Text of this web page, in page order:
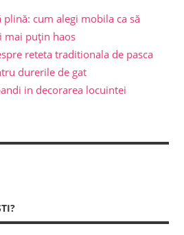
cum alegi mobila ca să
mai puțin haos
reteta traditionala de pasca
durerile de gat
in decorarea locuintei